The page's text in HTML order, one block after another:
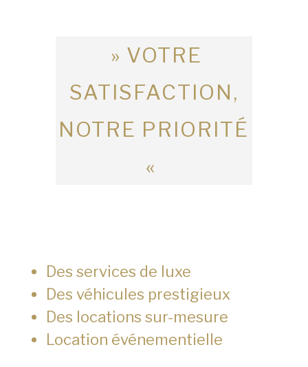
» VOTRE
SATISFACTION,
NOTRE PRIORITÉ
«
Des services de luxe
Des véhicules prestigieux
Des locations sur-mesure
Location événementielle